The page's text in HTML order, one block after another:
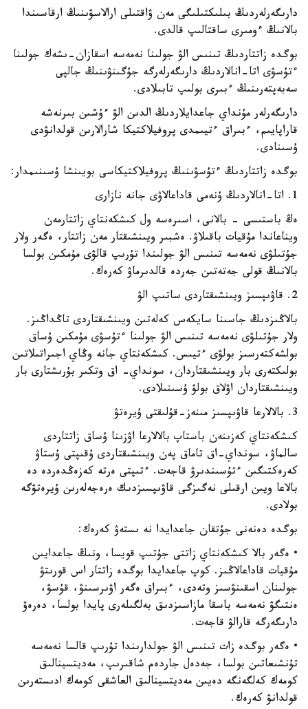
دارىگەرلەردىڭ بىلىكتىلىگى مەن ۋاقتىلى ارالاسۋىنىڭ ارقاسىندا
بالانىڭ ءومىرى ساقتالىپ قالدى.
بوگدە زاتتاردىڭ تىنىس الۋ جولىنا نەمەسە اسقازان-ىشەك جولىنا
ءتۇسۋى اتا-انالاردىڭ دارىگەرلەرگە جۇگىنۋىنىڭ جالپى
سەبەپتەرىنىڭ ءبىرى بولىپ تابىلادى.
دارىگەرلەر مۇنداي جاعدايلاردىڭ الدىن الۋ ءۇشىن بىرنەشە
قاراپايىم، ءبىراق ءتيىمدى پروفيلاكتيكا شارالارىن قولدانۋدى
ۇسىنادى.
بوگدە زاتتاردىڭ ءتۇسۋىنىڭ پروفيلاكتيكاسى بويىنشا ۇسىنىمدار:
1. اتا-انالاردىڭ ۇنەمى قاداعالاۋى جانە نازارى
ەڭ باستىسى - بالانى، اسىرەسە ول كىشكەنتاي زاتتارمەن
ويناعاندا مۇقيات باقىلاۋ. ەشبىر ويىنشىقتار مەن زاتتار، ەگەر ولار
جۇتىلۋى نەمەسە تىنىس الۋ جولىندا تۇرىپ قالۋى مۇمكىن بولسا
بالانىڭ قولى جەتەتىن جەردە قالدىرماۋ كەرەك.
2. قاۋىپسىز ويىنشىقتاردى ساتىپ الۋ
بالاڭىزدىڭ جاسىنا سايكەس كەلەتىن ويىنشىقتاردى تاڭداڭىز.
ولار جۇتىلۋى نەمەسە تىنىس الۋ جولىنا ءتۇسۋى مۇمكىن ۇساق
بولشەكتەرسىز بولۋى ءتيىس. كىشكەنتاي جانە وڭاي اجىراتىلاتىن
بولىكتەرى بار ويىنشىقتاردان، سونداي- اق وتكىر بۇرىشتارى بار
ويىنشىقتاردان اۋلاق بولۋ ۇسىنىلادى.
3. بالالارعا قاۋىپسىز مىنەز-قۇلىقتى ۇيرەتۋ
كىشكەنتاي كەزىنەن باستاپ بالالارعا اۋزىنا ۇساق زاتتاردى
سالماۋ، سونداي-اق تاماق پەن ويىنشىقتاردى ۇقىپتى ۇستاۋ
كەرەكتىگىن ءتۇسىندىرۋ قاجەت. ءتىپتى ەرتە كەزەڭدەردە دە
بالاعا ويىن ارقىلى نەگىزگى قاۋىپسىزدىك ەرەجەلەرىن ۇيرەتۋگە
بولادى.
بوگدە دەنەنى جۇتقان جاعدايدا نە ىستەۋ كەرەك:
• ەگەر بالا كىشكەنتاي زاتتى جۇتىپ قويسا، ونىڭ جاعدايىن
مۇقيات قاداعالاڭىز. كوپ جاعدايدا بوگدە زاتتار اس قورىتۋ
جولىنان اسقىنۋسىز وتەدى، ءبىراق ەگەر اۋىرسىنۋ، قۇسۋ،
ەنتىگۋ نەمەسە باسقا مازاسىزدىق بەلگىلەرى پايدا بولسا، دەرەۋ
دارىگەرگە قارالۋ قاجەت.
• ەگەر بوگدە زات تىنىس الۋ جولدارىندا تۇرىپ قالسا نەمەسە
تۇنشىعاتىن بولسا، جەدەل جاردەم شاقىرىپ، مەديتسينالىق
كومەك كەلگەنگە دەيىن مەديتسينالىق العاشقى كومەك ادىستەرىن
قولدانۋ كەرەك.